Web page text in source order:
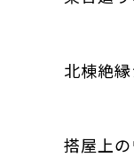
北棟絶縁
搭屋上の